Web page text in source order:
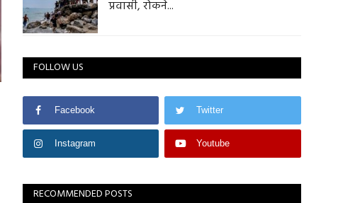
प्रवासी, रोकने...
FOLLOW US
Facebook Twitter
Instagram Youtube
RECOMMENDED POSTS